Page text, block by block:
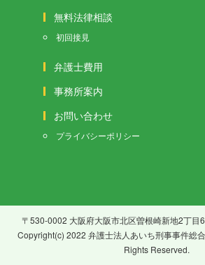
無料法律相談
初回接見
弁護士費用
事務所案内
お問い合わせ
プライバシーポリシー
〒530-0002 大阪府大阪市北区曽根崎新地2丁目
Copyright(c) 2022 弁護士法人あいち刑事事件総
Rights Reserved.